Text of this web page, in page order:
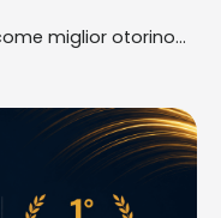
miglior otorino...